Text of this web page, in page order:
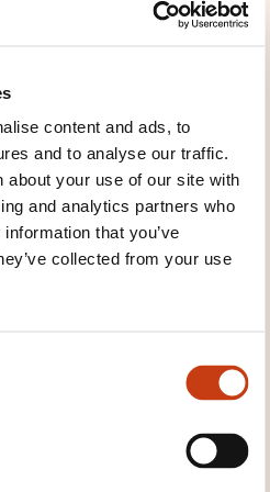
content and ads, to
and to analyse our traffic.
about your use of our site with
and analytics partners who
that you’ve
collected from your use
des Gerätes
theor. Teil erfolgreich
an dem praktischen Teil
Kandidat muss einen
und Praxis
RECEIVE AT
TRAINING